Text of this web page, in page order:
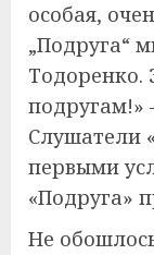
особая,
„Подруга“
Тодоренко.
подругам!»
Слушатели
первыми
«Подруга»
Не